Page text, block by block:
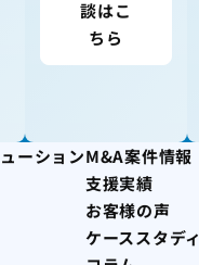
談はこ
ちら
ーションM&A案件情報
支援実績
お客様の声
ケーススタディ